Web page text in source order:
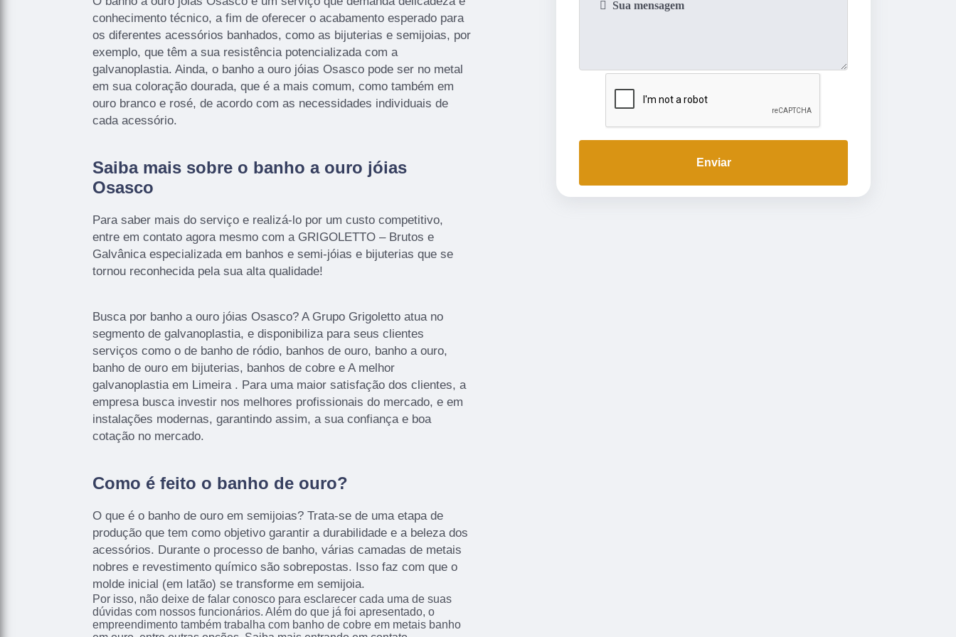
conhecimento técnico, a fim de oferecer o acabamento esperado para
os diferentes acessórios banhados, como as bijuterias e semijoias, por
exemplo, que têm a sua resistência potencializada com a
galvanoplastia. Ainda, o banho a ouro jóias Osasco pode ser no metal
em sua coloração dourada, que é a mais comum, como também em
ouro branco e rosé, de acordo com as necessidades individuais de
cada acessório.
Saiba mais sobre o banho a ouro jóias
Osasco
Para saber mais do serviço e realizá-lo por um custo competitivo,
entre em contato agora mesmo com a GRIGOLETTO – Brutos e
Galvânica especializada em banhos e semi-jóias e bijuterias que se
tornou reconhecida pela sua alta qualidade!
Busca por banho a ouro jóias Osasco? A Grupo Grigoletto atua no
segmento de galvanoplastia, e disponibiliza para seus clientes
serviços como o de banho de ródio, banhos de ouro, banho a ouro,
banho de ouro em bijuterias, banhos de cobre e A melhor
galvanoplastia em Limeira . Para uma maior satisfação dos clientes, a
empresa busca investir nos melhores profissionais do mercado, e em
instalações modernas, garantindo assim, a sua confiança e boa
cotação no mercado.
Como é feito o banho de ouro?
O que é o banho de ouro em semijoias? Trata-se de uma etapa de
produção que tem como objetivo garantir a durabilidade e a beleza dos
acessórios. Durante o processo de banho, várias camadas de metais
nobres e revestimento químico são sobrepostas. Isso faz com que o
molde inicial (em latão) se transforme em semijoia.
Por isso, não deixe de falar conosco para esclarecer cada uma de suas
dúvidas com nossos funcionários. Além do que já foi apresentado, o
empreendimento também trabalha com banho de cobre em metais banho
Enviar